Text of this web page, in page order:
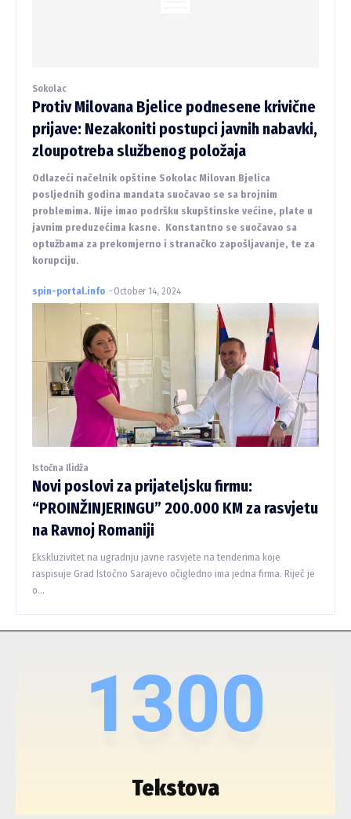
Sokolac
Protiv Milovana Bjelice podnesene krivične
prijave: Nezakoniti postupci javnih nabavki,
zloupotreba službenog položaja
Odlazeći načelnik opštine Sokolac Milovan Bjelica
posljednih godina mandata suočavao se sa brojnim
problemima. Nije imao podršku skupštinske većine, plate u
javnim preduzećima kasne. Konstantno se suočavao sa
optužbama za prekomjerno i stranačko zapošljavanje, te za
korupciju.
spin-portal.info - October 14, 2024
Istočna Ilidža
Novi poslovi za prijateljsku firmu:
“PROINŽINJERINGU” 200.000 KM za rasvjetu
na Ravnoj Romaniji
Ekskluzivitet na ugradnju javne rasvjete na tenderima koje
raspisuje Grad Istočno Sarajevo očigledno ima jedna firma. Riječ je
o...
1300
Tekstova